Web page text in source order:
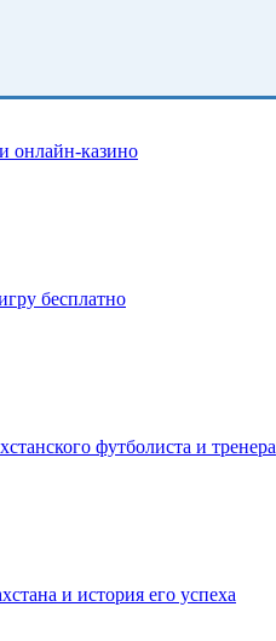
онлайн-казино
бесплатно
футболиста и тренера
и история его успеха